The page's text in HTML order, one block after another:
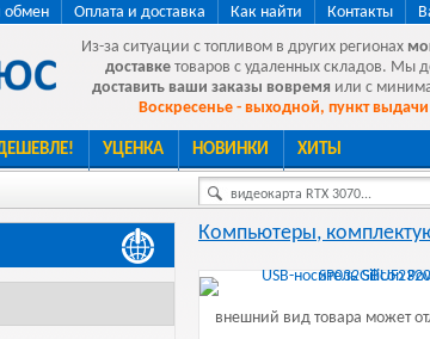
обмен Оплата и доставка Как найти Контакты
Из-за ситуации с топливом в других регионах
доставке товаров с удаленных складов. Мы
доставить ваши заказы вовремя или с
Воскресенье - выходной, пункт выдачи
УЦЕНКА НОВИНКИ ХИТЫ
видеокарта RTX 3070...
Компьютеры,
внешний вид товара может